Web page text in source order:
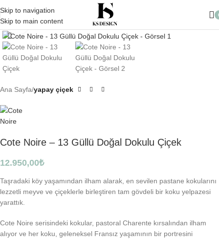
Skip to navigation
Skip to main content
10.000 TL üzeri Alışverişlerinizde Kargo Ücretsiz
Click to enlarge
Ana Sayfa yapay çiçek
Cote Noire – 13 Güllü Doğal Dokulu Çiçek
12.950,00₺
Taşradaki köy yaşamından ilham alarak, en sevilen pastane kokularını
lezzetli meyve ve çiçeklerle birleştiren tam gövdeli bir koku yelpazesi
yarattık.
Cote Noire serisindeki kokular, pastoral Charente kırsalından ilham
alıyor ve her koku, geleneksel Fransız yaşamının bir portresini